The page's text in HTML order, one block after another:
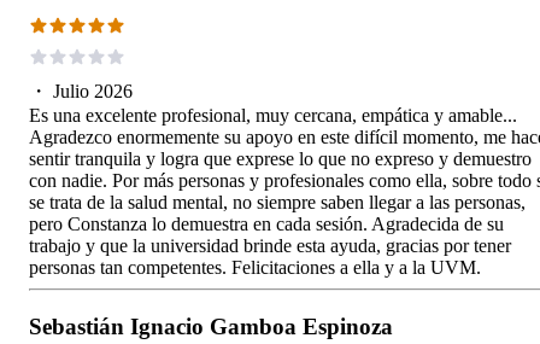
・ Julio 2026
Es una excelente profesional, muy cercana, empática y amable...
Agradezco enormemente su apoyo en este difícil momento, me
sentir tranquila y logra que exprese lo que no expreso y demuestro
con nadie. Por más personas y profesionales como ella, sobre todo
se trata de la salud mental, no siempre saben llegar a las personas,
pero Constanza lo demuestra en cada sesión. Agradecida de su
trabajo y que la universidad brinde esta ayuda, gracias por tener
personas tan competentes. Felicitaciones a ella y a la UVM.
Sebastián Ignacio Gamboa Espinoza